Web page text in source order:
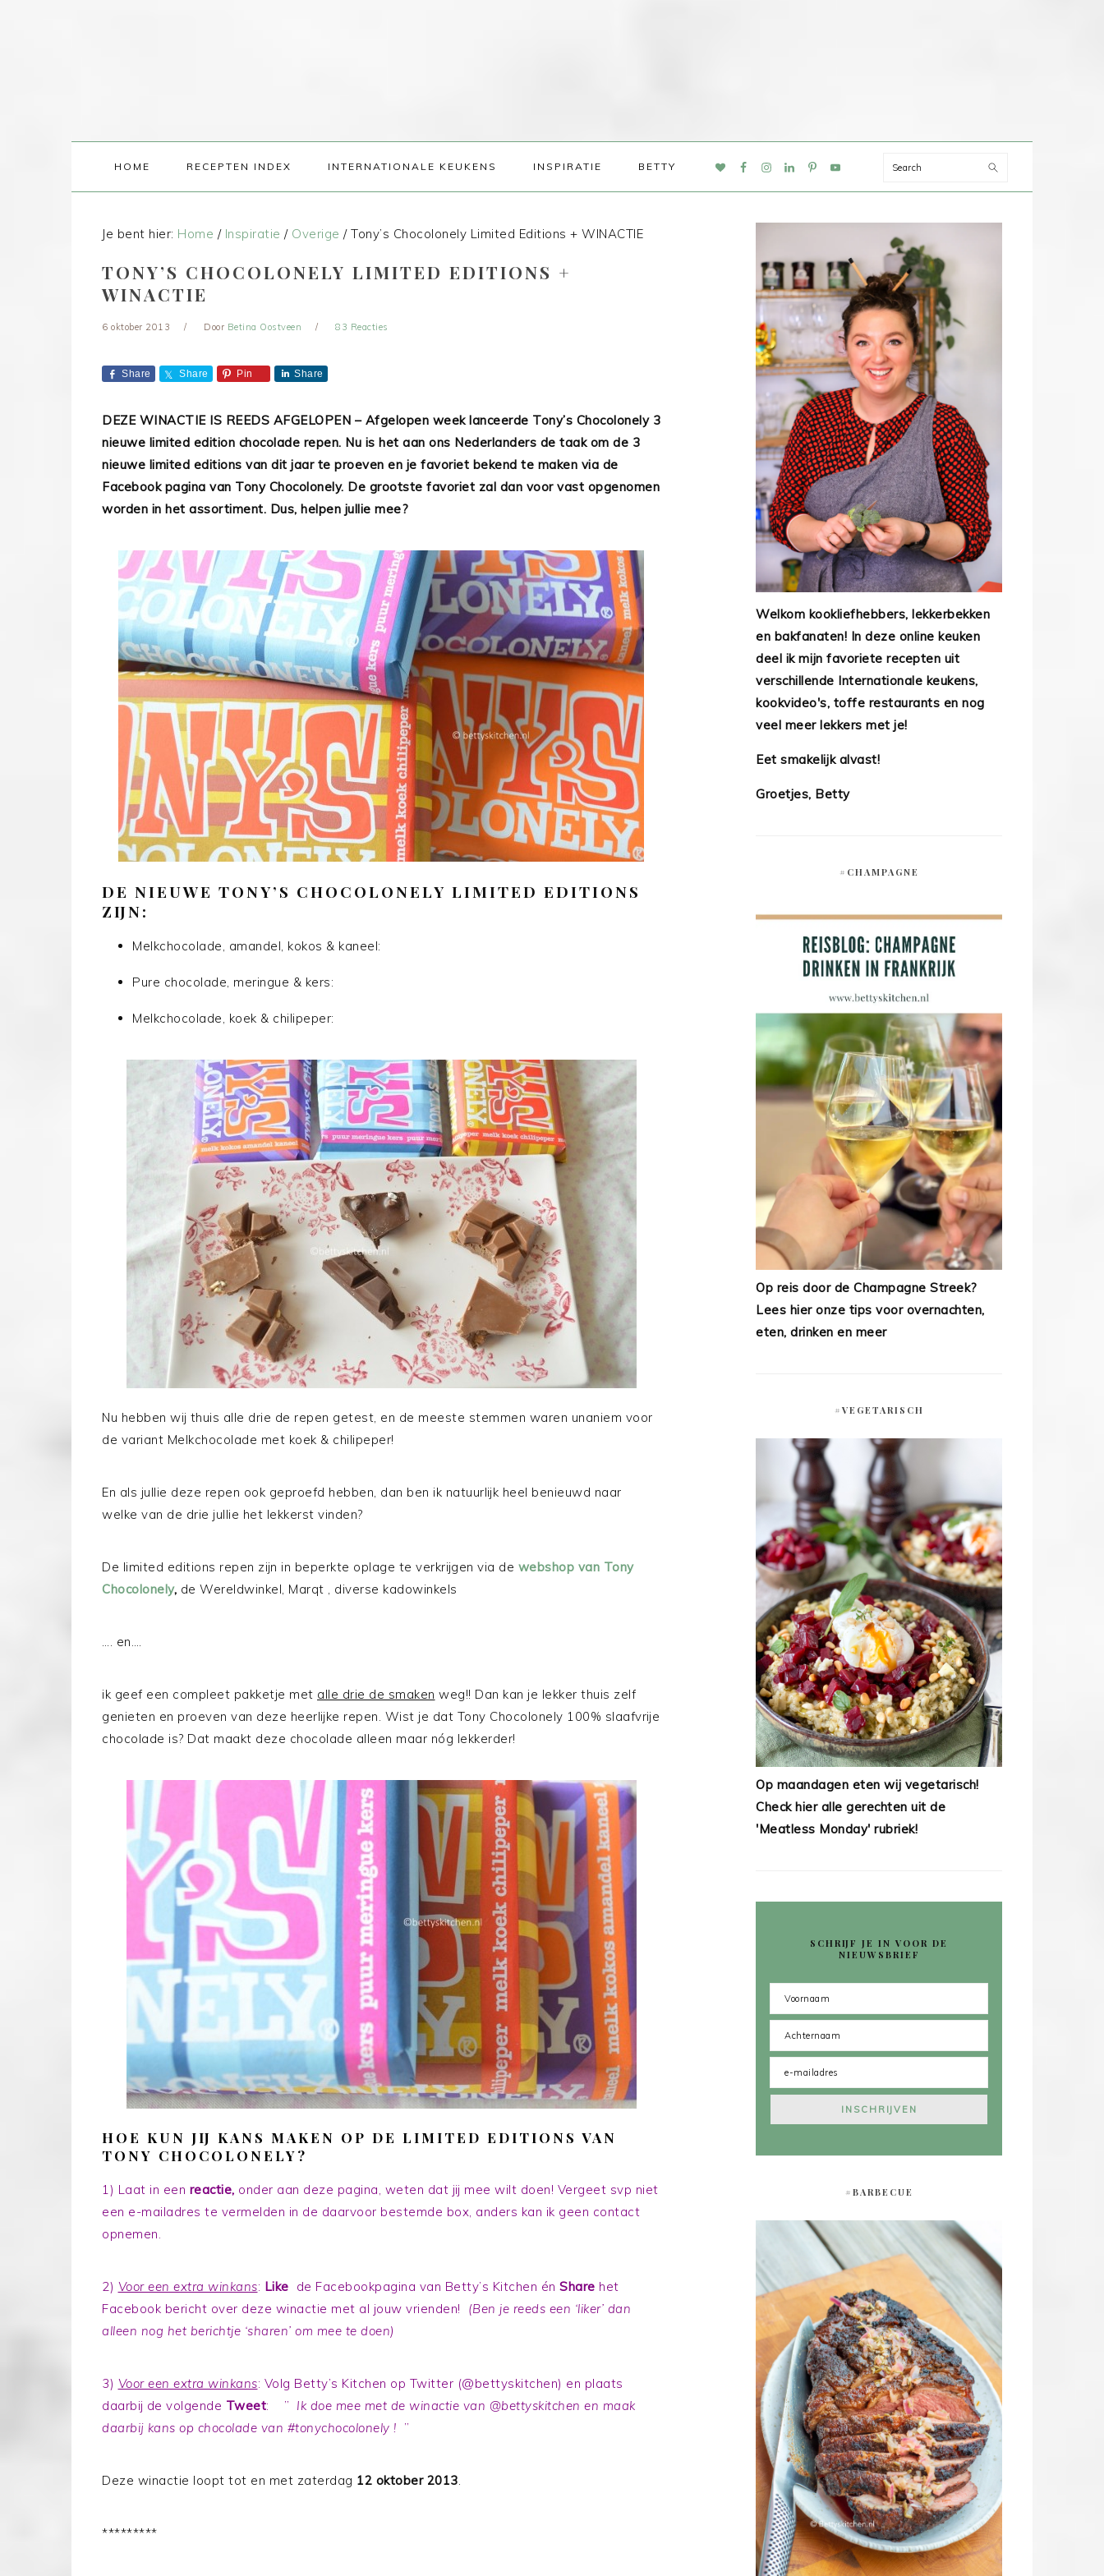
HOME RECEPTEN INDEX INTERNATIONALE KEUKENS INSPIRATIE BETTY
NAV
Search
Je bent hier: Home / Inspiratie / Overige /Tony’s Chocolonely Limited Editions + WINACTIE
TONY’S CHOCOLONELY LIMITED EDITIONS +
WINACTIE
6 oktober 2013 Door Betina Oostveen 83 Reacties
Share Share Pin Share
DEZE WINACTIE IS REEDS AFGELOPEN – Afgelopen week lanceerde Tony’s Chocolonely 3
nieuwe limited edition chocolade repen. Nu is het aan ons Nederlanders de taak om de 3
nieuwe limited editions van dit jaar te proeven en je favoriet bekend te maken via de
Facebook pagina van Tony Chocolonely. De grootste favoriet zal dan voor vast opgenomen
worden in het assortiment. Dus, helpen jullie mee?
DE NIEUWE TONY’S CHOCOLONELY LIMITED EDITIONS
ZIJN:
Melkchocolade, amandel, kokos & kaneel:
Pure chocolade, meringue & kers:
Melkchocolade, koek & chilipeper:
Nu hebben wij thuis alle drie de repen getest, en de meeste stemmen waren unaniem voor
de variant Melkchocolade met koek & chilipeper!
En als jullie deze repen ook geproefd hebben, dan ben ik natuurlijk heel benieuwd naar
welke van de drie jullie het lekkerst vinden?
De limited editions repen zijn in beperkte oplage te verkrijgen via de webshop van Tony
Chocolonely, de Wereldwinkel, Marqt , diverse kadowinkels
…. en….
ik geef een compleet pakketje met alle drie de smaken weg!! Dan kan je lekker thuis zelf
genieten en proeven van deze heerlijke repen. Wist je dat Tony Chocolonely 100% slaafvrije
chocolade is? Dat maakt deze chocolade alleen maar nóg lekkerder!
HOE KUN JIJ KANS MAKEN OP DE LIMITED EDITIONS VAN
TONY CHOCOLONELY?
1) Laat in een reactie, onder aan deze pagina, weten dat jij mee wilt doen! Vergeet svp niet
een e-mailadres te vermelden in de daarvoor bestemde box, anders kan ik geen contact
opnemen.
2) Voor een extra winkans: Like de Facebookpagina van Betty’s Kitchen én Share het
Facebook bericht over deze winactie met al jouw vrienden! (Ben je reeds een ‘liker’ dan
alleen nog het berichtje ‘sharen’ om mee te doen)
3) Voor een extra winkans: Volg Betty’s Kitchen op Twitter (@bettyskitchen) en plaats
daarbij de volgende Tweet: ” Ik doe mee met de winactie van @bettyskitchen en maak
daarbij kans op chocolade van #tonychocolonely ! ”
Deze winactie loopt tot en met zaterdag 12 oktober 2013.
*********
Welkom kookliefhebbers, lekkerbekken
en bakfanaten! In deze online keuken
deel ik mijn favoriete recepten uit
verschillende Internationale keukens,
kookvideo's, toffe restaurants en nog
veel meer lekkers met je!
Eet smakelijk alvast!
Groetjes, Betty
#CHAMPAGNE
Op reis door de Champagne Streek?
Lees hier onze tips voor overnachten,
eten, drinken en meer
#VEGETARISCH
Op maandagen eten wij vegetarisch!
Check hier alle gerechten uit de
'Meatless Monday' rubriek!
SCHRIJF JE IN VOOR DE
NIEUWSBRIEF
#BARBECUE